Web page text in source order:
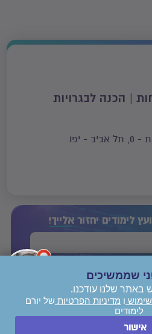
| הכנה לבגרויות
- יפו
לימודים יחזוראלייך!
ו מדיניות הפרטיותשל יורם לימודים
דיוור והצעות שיווקיות.
לי בחינם!
שממשיכים
באתר שלנו עודכנו.
ו מדיניות הפרטיות של יורם
לימודים
אישור